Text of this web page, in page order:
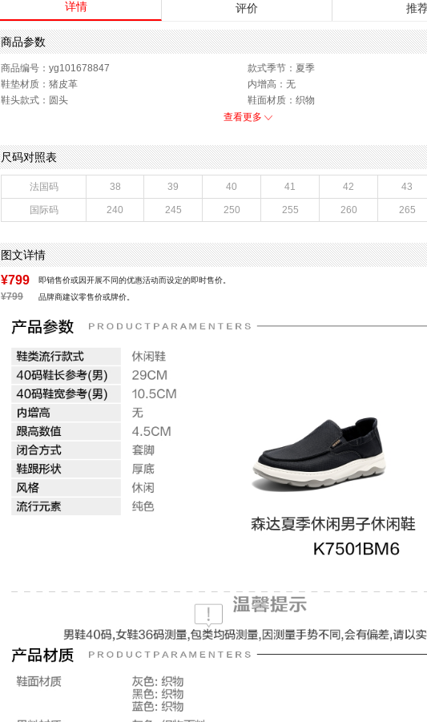
详情 评价 推
商品参数
商品编号：yg101678847
款式季节：夏季
鞋垫材质：猪皮革
内增高：无
鞋头款式：圆头
鞋面材质：织物
制鞋工艺：胶贴皮鞋
40码鞋宽参考(男)：10.5CM
性别：男子
皮质特征：织物
上市时间：2026年夏季
鞋帮：低帮
鞋底材质：橡胶底
里料材质：织物面料
40码鞋长参考(男)：29CM
色系：蓝色
鞋类流行款式：休闲鞋
闭合方式：套脚
查看更多
尺码对照表
法国码 38 39 40 41 42 43
国际码 240 245 250 255 260 265
图文详情
¥799 即销售价或因开展不同的优惠活动而设定的即时售价。
¥799 品牌商建议零售价或牌价。